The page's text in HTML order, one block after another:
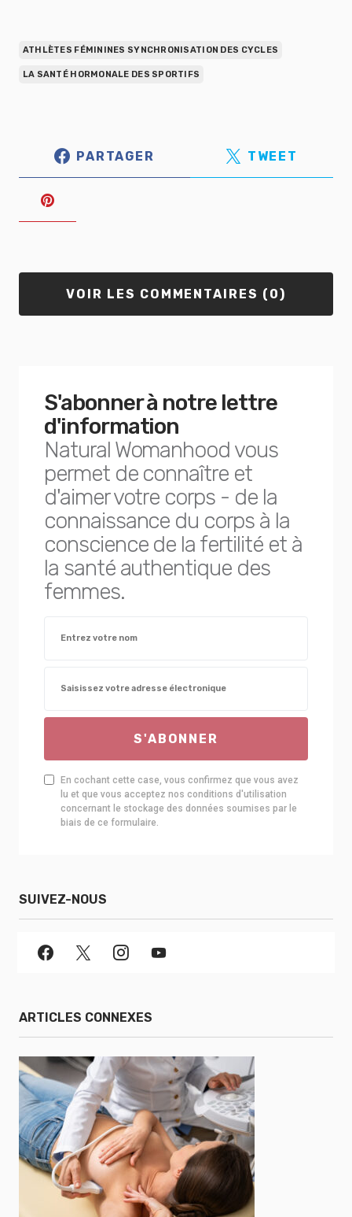
ATHLÈTES FÉMININES SYNCHRONISATION DES CYCLES
LA SANTÉ HORMONALE DES SPORTIFS
PARTAGER TWEET
VOIR LES COMMENTAIRES (0)
S'abonner à notre lettre
d'information
Natural Womanhood vous
permet de connaître et
d'aimer votre corps - de la
connaissance du corps à la
conscience de la fertilité et à
la santé authentique des
femmes.
S'ABONNER
En cochant cette case, vous confirmez que vous avez
lu et que vous acceptez nos conditions d'utilisation
concernant le stockage des données soumises par le
biais de ce formulaire.
SUIVEZ-NOUS
ARTICLES CONNEXES